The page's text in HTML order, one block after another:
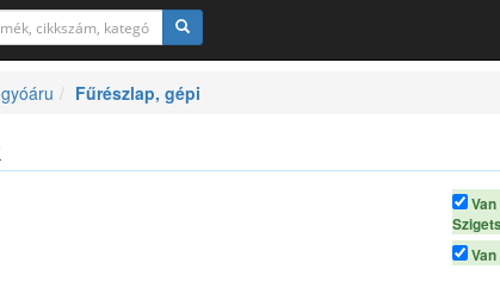
Fűrészlap, gépi
Van